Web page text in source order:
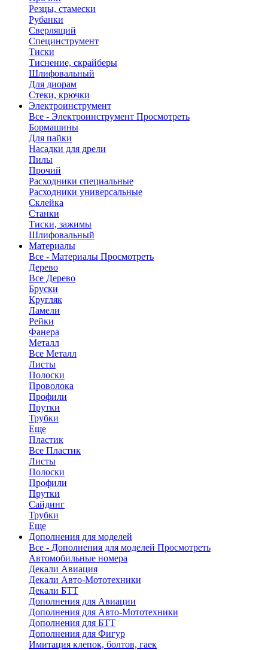
Резцы, стамески
Рубанки
Сверлящий
Специнструмент
Тиски
Тиснение, скрайберы
Шлифовальный
Для диорам
Стеки, крючки
Электроинструмент
Все - Электроинструмент Просмотреть
Бормашины
Для пайки
Насадки для дрели
Пилы
Прочий
Расходники специальные
Расходники универсальные
Склейка
Станки
Тиски, зажимы
Шлифовальный
Материалы
Все - Материалы Просмотреть
Дерево
Все Дерево
Бруски
Кругляк
Ламели
Рейки
Фанера
Металл
Все Металл
Листы
Полоски
Проволока
Профили
Прутки
Трубки
Еще
Пластик
Все Пластик
Листы
Полоски
Профили
Прутки
Сайдинг
Трубки
Еще
Дополнения для моделей
Все - Дополнения для моделей Просмотреть
Автомобильные номера
Декали Авиация
Декали Авто-Мототехники
Декали БТТ
Дополнения для Авиации
Дополнения для Авто-Мототехники
Дополнения для БТТ
Дополнения для Фигур
Имитация клепок, болтов, гаек